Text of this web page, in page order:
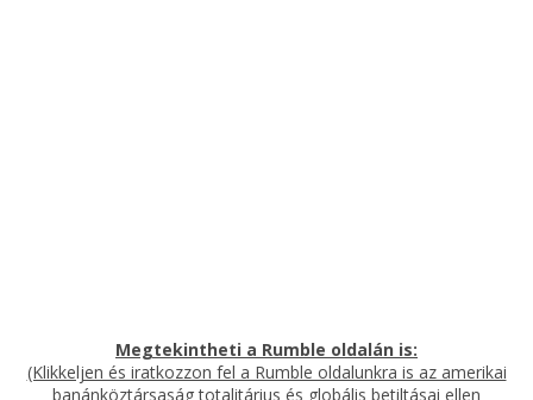
Megtekintheti a Rumble oldalán is:
(Klikkeljen és iratkozzon fel a Rumble oldalunkra is az amerikai
banánköztársaság totalitárius és globális betiltásai ellen